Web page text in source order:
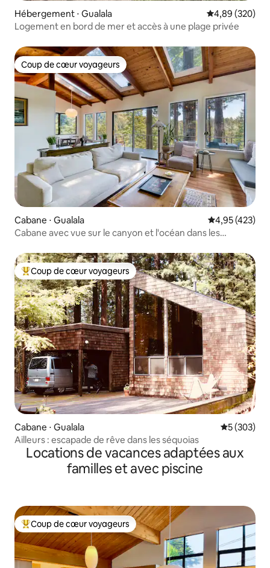
Hébergement ⋅ Gualala Évaluation
4,89 (320)
Logement en bord de mer et accès à une plage privée
Coup de cœur voyageurs
Coup de cœur voyageurs
Cabane ⋅ Gualala Évaluation
4,95 (423)
Cabane avec vue sur le canyon et l'océan dans les
Coups de cœur voyageurs les plus appréciés
Coup de cœur voyageurs
Cabane ⋅ Gualala Évaluation
5 (303)
Ailleurs : escapade de rêve dans les séquoias
Locations de vacances adaptées aux
familles et avec piscine
Coups de cœur voyageurs les plus appréciés
Coup de cœur voyageurs